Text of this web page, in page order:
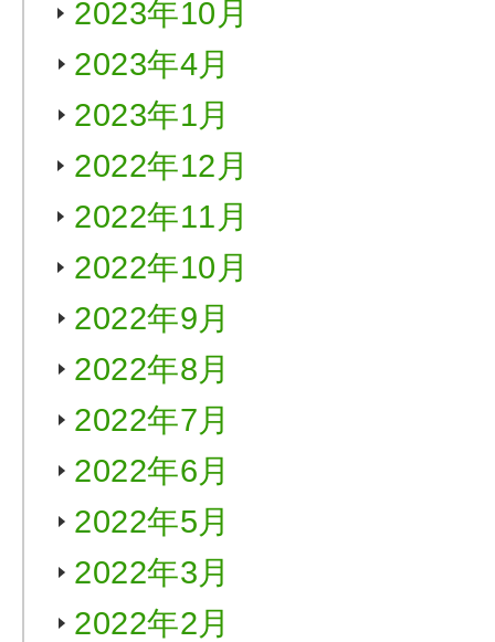
2023年10月
2023年4月
2023年1月
2022年12月
2022年11月
2022年10月
2022年9月
2022年8月
2022年7月
2022年6月
2022年5月
2022年3月
2022年2月